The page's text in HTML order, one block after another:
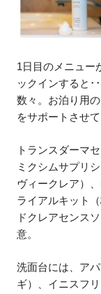
1日目のメニュー
ックインすると･
数々。お泊り用
をサポートさせ
トランスダーマ
ミクシムサプリ
ヴィークレア）
ライアルキット
ドクレアセンス
意。
洗面台には、ア
ギ）、イニスフ